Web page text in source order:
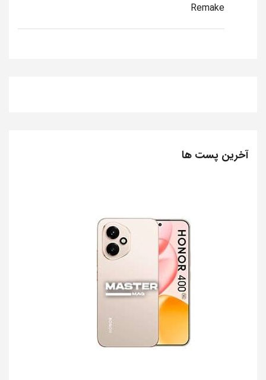
Remake
آخرین پست ها